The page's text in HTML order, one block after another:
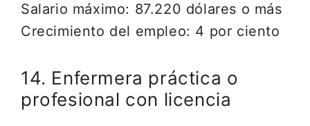
Salario máximo: 87.220 dólares o más
Crecimiento del empleo: 4 por ciento
14. Enfermera práctica o
profesional con licencia